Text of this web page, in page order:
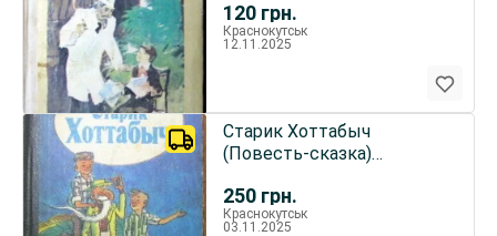
120 грн.
Краснокутськ
12.11.2025
250 грн.
Старик Хоттабыч
(Повесть-сказка)
Краснокутськ
03.11.2025